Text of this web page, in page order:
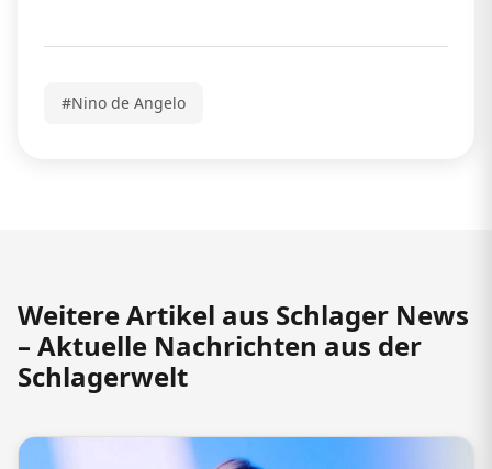
#Nino de Angelo
Weitere Artikel aus Schlager News
– Aktuelle Nachrichten aus der
Schlagerwelt